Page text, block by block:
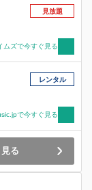
見放題
ムズで今すぐ見る
レンタル
で今すぐ見る
る